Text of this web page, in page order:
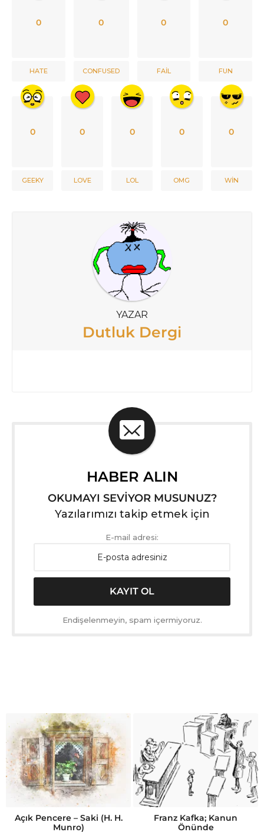
0
HATE
0
CONFUSED
0
FAIL
0
FUN
0
GEEKY
0
LOVE
0
LOL
0
OMG
0
WIN
YAZAR
Dutluk Dergi
HABER ALIN
OKUMAYI SEVİYOR MUSUNUZ?
Yazılarımızı takip etmek için
E-mail adresi:
Endişelenmeyin, spam içermiyoruz.
Açık Pencere – Saki (H. H.
Munro)
Franz Kafka; Kanun
Önünde